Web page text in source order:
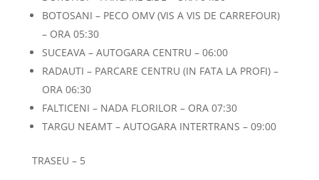
BOTOSANI – PECO OMV (VIS A VIS DE CARREFOUR)
– ORA 05:30
SUCEAVA – AUTOGARA CENTRU – 06:00
RADAUTI – PARCARE CENTRU (IN FATA LA PROFI) –
ORA 06:30
FALTICENI – NADA FLORILOR – ORA 07:30
TARGU NEAMT – AUTOGARA INTERTRANS – 09:00
TRASEU – 5